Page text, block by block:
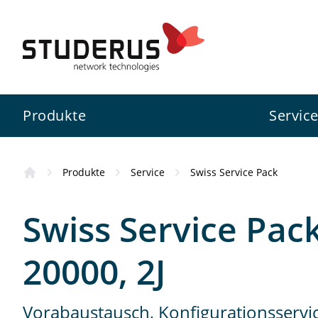
Produkte
Firewall
Switch
Service
Swiss Service Pack
Konfigurationsservice
Projektunterstützung
Studerus AG
Zyxel
Kursübersicht
Wissenswertes
Produkte Service Swiss Service Pack
Swiss Service
20000, 2J
Vorabaustausch,